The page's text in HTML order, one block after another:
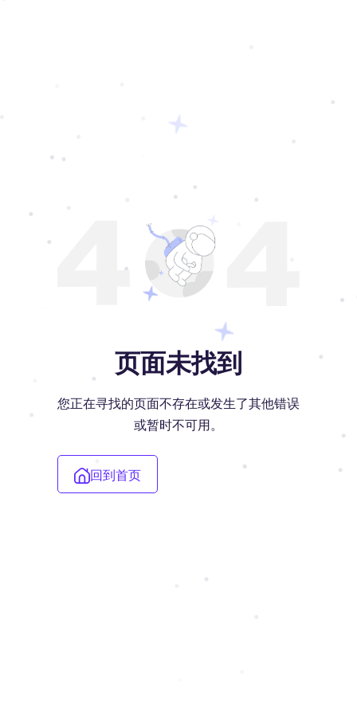
页面未找到
您正在寻找的页面不存在或发生了其他错误
或暂时不可用。
回到首页